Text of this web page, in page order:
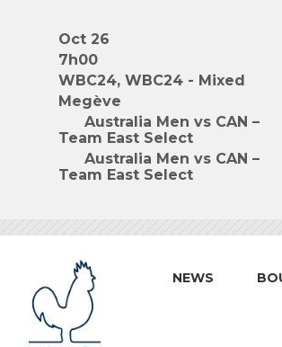
Oct 26
7h00
WBC24, WBC24 - Mixed
Megève
Australia Men vs CAN –
Team East Select
Australia Men vs CAN –
Team East Select
NEWS